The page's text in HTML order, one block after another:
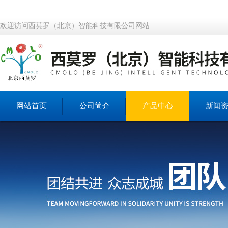
欢迎访问西莫罗（北京）智能科技有限公司网站
网站首页 公司简介 产品中心 新闻